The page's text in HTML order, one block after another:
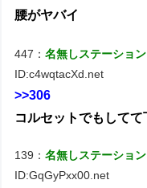
腰がヤバイ
447：名無しステーション
ID:c4wqtacXd.net
>>306
コルセットでもしてて
139：名無しステーション
ID:GqGyPxx00.net